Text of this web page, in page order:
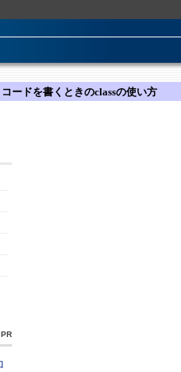
ードを書くときのclassの使い方
PR